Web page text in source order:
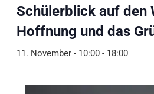
Schülerblick auf den
Hoffnung und das
11. November - 10:00- 18:00